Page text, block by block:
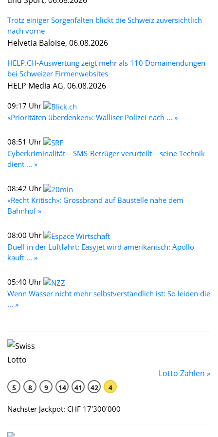
Trotz einiger Sorgenfalten blickt die Schweiz zuversichtlich
nach vorne
Helvetia Baloise, 06.08.2026
HELP.CH-Auswertung zeigt mehr als 110 Domainendungen
bei Schweizer Firmenwebsites
HELP Media AG, 06.08.2026
09:17 Uhr
«Prioritäten überdenken»: Walliser Polizei nach ... »
08:51 Uhr
Cyberkriminalität – SMS-Betrüger verurteilt – seine Technik
dient ... »
08:42 Uhr
«Recht Kritisch»: Grossbrand auf Baustelle nahe dem
Bahnhof »
08:00 Uhr
Duell in der Luftfahrt: Easyjet wird amerikanisch: Apollo
kauft ... »
05:40 Uhr
Wenn Wasser nicht mehr selbstverständlich ist: So leiden die
... »
Lotto Zahlen »
5 8 9 14 41 42 4
Nächster Jackpot: CHF 17'300'000